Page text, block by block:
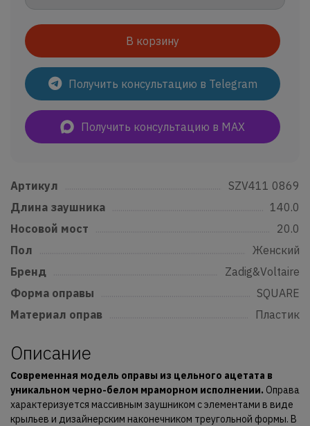
В корзину
Получить консультацию в Telegram
Получить консультацию в MAX
Артикул
SZV411 0869
Длина заушника
140.0
Носовой мост
20.0
Пол
Женский
Бренд
Zadig&Voltaire
Форма оправы
SQUARE
Материал оправ
Пластик
Описание
Современная модель оправы из цельного ацетата в
уникальном черно-белом мраморном исполнении. Оправа
характеризуется массивным заушником с элементами в виде
крыльев и дизайнерским наконечником треугольной формы. В